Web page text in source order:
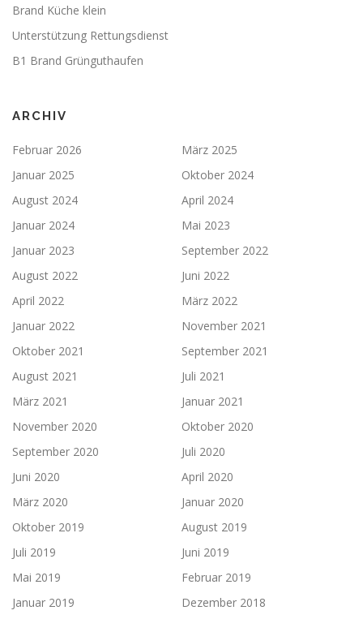
Brand Küche klein
Unterstützung Rettungsdienst
B1 Brand Grünguthaufen
ARCHIV
Februar 2026
März 2025
Januar 2025
Oktober 2024
August 2024
April 2024
Januar 2024
Mai 2023
Januar 2023
September 2022
August 2022
Juni 2022
April 2022
März 2022
Januar 2022
November 2021
Oktober 2021
September 2021
August 2021
Juli 2021
März 2021
Januar 2021
November 2020
Oktober 2020
September 2020
Juli 2020
Juni 2020
April 2020
März 2020
Januar 2020
Oktober 2019
August 2019
Juli 2019
Juni 2019
Mai 2019
Februar 2019
Januar 2019
Dezember 2018